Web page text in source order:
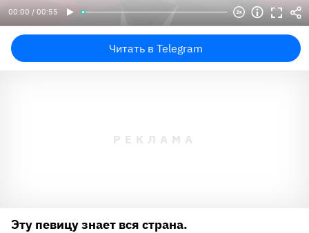
00:00 / 00:55
Читать в Telegram
Эту певицу знает вся страна.